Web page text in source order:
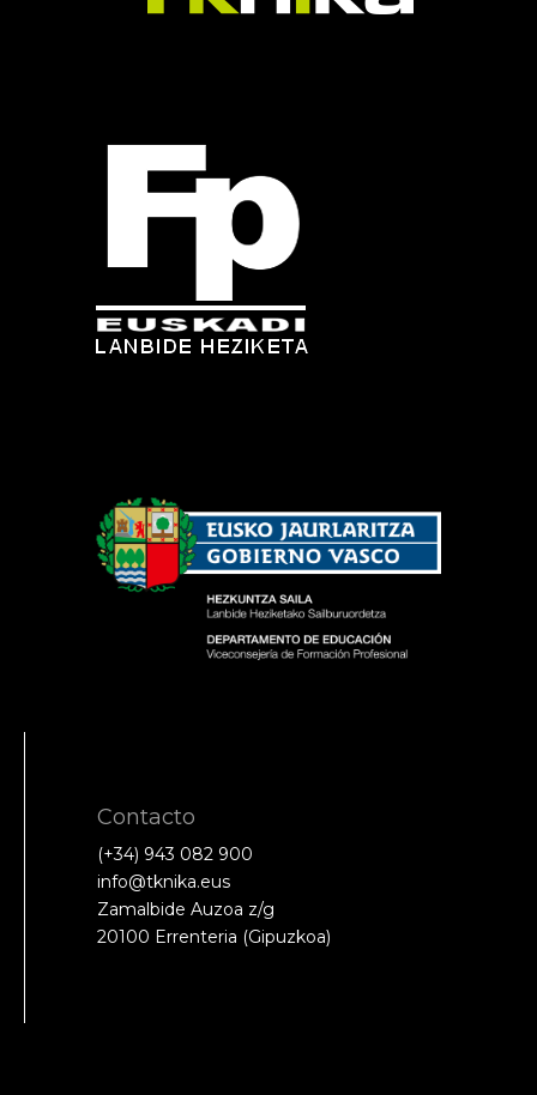
Contacto
(+34) 943 082 900
info@tknika.eus
Zamalbide Auzoa z/g
20100 Errenteria (Gipuzkoa)